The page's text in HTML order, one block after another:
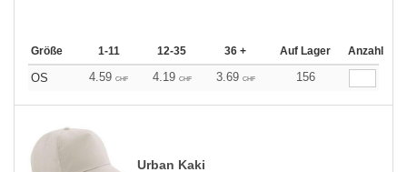
Größe 1-11 12-35 36 + Auf Lager Anzahl
OS 4.59 CHF 4.19 CHF 3.69 CHF 156
Urban Kaki